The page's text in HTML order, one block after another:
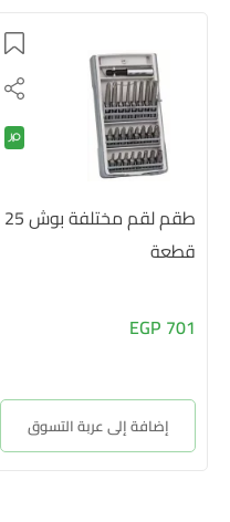
طقم لقم مختلفة بوش 25
قطعة
701 EGP
إضافة إلى عربة التسوق